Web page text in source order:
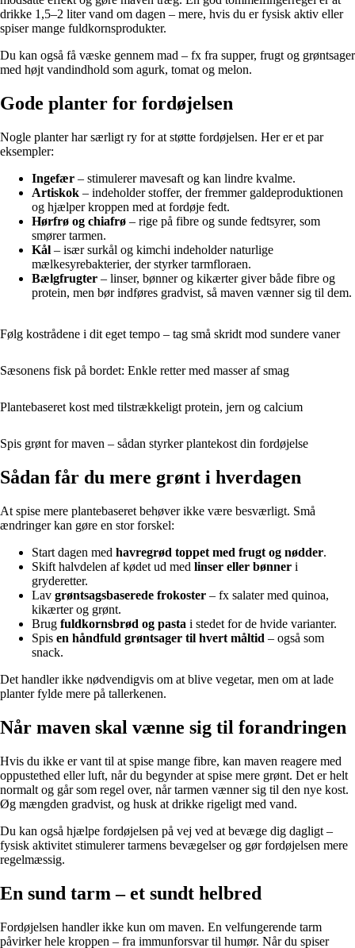
drikke 1,5–2 liter vand om dagen – mere, hvis du er fysisk aktiv eller
spiser mange fuldkornsprodukter.
Du kan også få væske gennem mad – fx fra supper, frugt og grøntsager
med højt vandindhold som agurk, tomat og melon.
Gode planter for fordøjelsen
Nogle planter har særligt ry for at støtte fordøjelsen. Her er et par
eksempler:
Ingefær – stimulerer mavesaft og kan lindre kvalme.
Artiskok – indeholder stoffer, der fremmer galdeproduktionen
og hjælper kroppen med at fordøje fedt.
Hørfrø og chiafrø – rige på fibre og sunde fedtsyrer, som
smører tarmen.
Kål – især surkål og kimchi indeholder naturlige
mælkesyrebakterier, der styrker tarmfloraen.
Bælgfrugter – linser, bønner og kikærter giver både fibre og
protein, men bør indføres gradvist, så maven vænner sig til dem.
Følg kostrådene i dit eget tempo – tag små skridt mod sundere vaner
Sæsonens fisk på bordet: Enkle retter med masser af smag
Plantebaseret kost med tilstrækkeligt protein, jern og calcium
Spis grønt for maven – sådan styrker plantekost din fordøjelse
Sådan får du mere grønt i hverdagen
At spise mere plantebaseret behøver ikke være besværligt. Små
ændringer kan gøre en stor forskel:
Start dagen med havregrød toppet med frugt og nødder.
Skift halvdelen af kødet ud med linser eller bønner i
gryderetter.
Lav grøntsagsbaserede frokoster – fx salater med quinoa,
kikærter og grønt.
Brug fuldkornsbrød og pasta i stedet for de hvide varianter.
Spis en håndfuld grøntsager til hvert måltid – også som
snack.
Det handler ikke nødvendigvis om at blive vegetar, men om at lade
planter fylde mere på tallerkenen.
Når maven skal vænne sig til forandringen
Hvis du ikke er vant til at spise mange fibre, kan maven reagere med
oppustethed eller luft, når du begynder at spise mere grønt. Det er helt
normalt og går som regel over, når tarmen vænner sig til den nye kost.
Øg mængden gradvist, og husk at drikke rigeligt med vand.
Du kan også hjælpe fordøjelsen på vej ved at bevæge dig dagligt –
fysisk aktivitet stimulerer tarmens bevægelser og gør fordøjelsen mere
regelmæssig.
En sund tarm – et sundt helbred
Fordøjelsen handler ikke kun om maven. En velfungerende tarm
påvirker hele kroppen – fra immunforsvar til humør. Når du spiser